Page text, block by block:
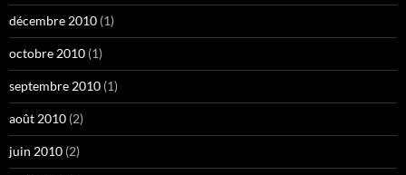
décembre 2010 (1)
octobre 2010 (1)
septembre 2010 (1)
août 2010 (2)
juin 2010 (2)